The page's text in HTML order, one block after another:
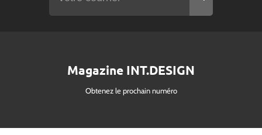
Magazine INT.DESIGN
Obtenez le prochain numéro